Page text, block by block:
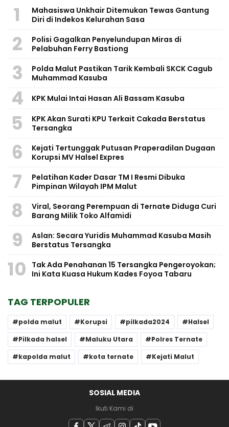
1
Mahasiswa Unkhair Ditemukan Tewas Gantung
Diri di Indekos Kelurahan Sasa
2
Polisi Gagalkan Penyelundupan Miras di
Pelabuhan Ferry Bastiong
3
Polda Malut Pastikan Tarik Kembali SKCK Cagub
Muhammad Kasuba
4 KPK Mulai Intai Hasan Ali Bassam Kasuba
5
KPK Akan Surati KPU Terkait Cakada Berstatus
Tersangka
6
Kejati Tertunggak Putusan Praperadilan Dugaan
Korupsi MV Halsel Expres
7
Pelatihan Kader Dasar TM I Resmi Dibuka
Pimpinan Wilayah IPM Malut
8
Viral, Seorang Perempuan di Ternate Diduga Curi
Barang Milik Toko Alfamidi
9
Aslan: Secara Yuridis Muhammad Kasuba Masih
Berstatus Tersangka
10
Tak Ada Penahanan 15 Tersangka Pengeroyokan;
Ini Kata Kuasa Hukum Kades Foyoa Tabaru
TAG TERPOPULER
polda malut Korupsi pilkada2024
Halsel
Pilkada halsel
Maluku Utara
Polres Ternate
kapolda malut
kota ternate Kejati Malut
SOSIAL MEDIA
Ikuti Kami di